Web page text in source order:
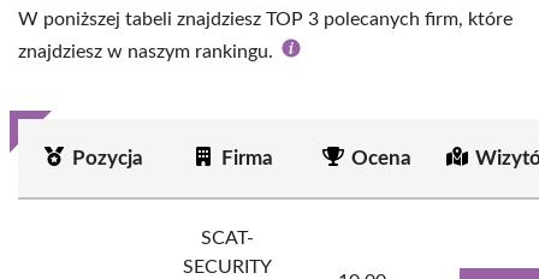
W poniższej tabeli znajdziesz TOP 3 polecanych firm, które
znajdziesz w naszym rankingu.
Pozycja Firma Ocena
SCAT-
SECURITY